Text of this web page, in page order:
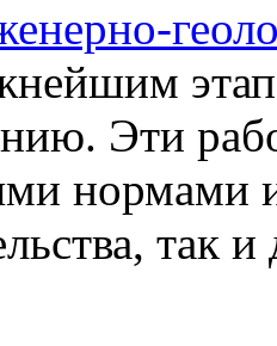
Эти
нормами
так